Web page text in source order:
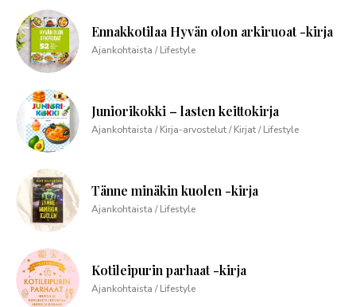
Ennakkotilaa Hyvän olon arkiruoat -kirja
Ajankohtaista / Lifestyle
Juniorikokki – lasten keittokirja
Ajankohtaista / Kirja-arvostelut / Kirjat / Lifestyle
Tänne minäkin kuolen -kirja
Ajankohtaista / Lifestyle
Kotileipurin parhaat -kirja
Ajankohtaista / Lifestyle